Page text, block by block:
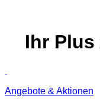
Ihr Plus
Angebote & Aktionen